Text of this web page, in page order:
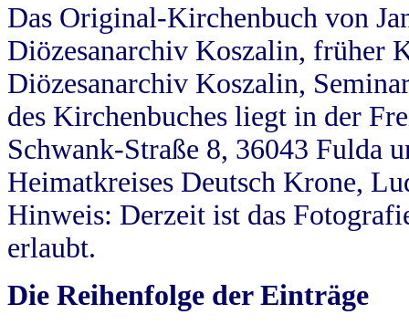
Das Original-Kirchenbuch von
Diözesanarchiv Koszalin, früher
Diözesanarchiv Koszalin,
des Kirchenbuches liegt in der
Schwank-Straße 8, 36043 Fulda
Heimatkreises Deutsch Krone,
Hinweis: Derzeit ist das
erlaubt.
Die Reihenfolge der Einträge